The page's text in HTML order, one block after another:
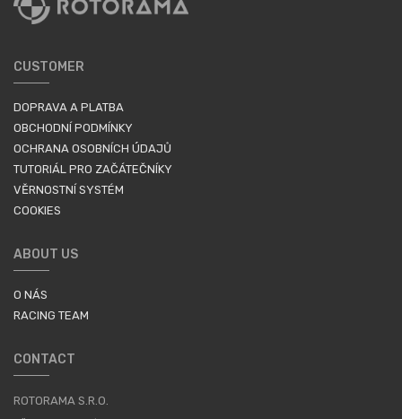
CUSTOMER
DOPRAVA A PLATBA
OBCHODNÍ PODMÍNKY
OCHRANA OSOBNÍCH ÚDAJŮ
TUTORIÁL PRO ZAČÁTEČNÍKY
VĚRNOSTNÍ SYSTÉM
COOKIES
ABOUT US
O NÁS
RACING TEAM
CONTACT
ROTORAMA S.R.O.